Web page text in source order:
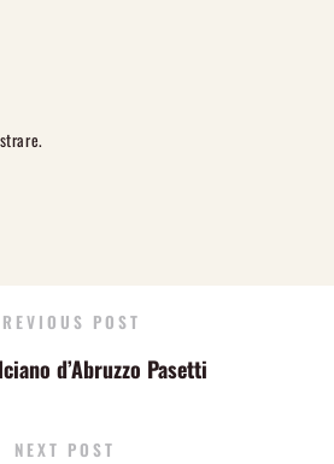
POST
d’Abruzzo Pasetti
NEXT POST